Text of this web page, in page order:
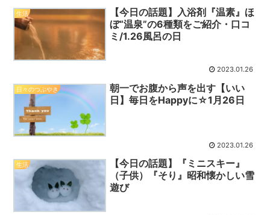
生活
【今日の話題】入浴剤『温素』ほ
ぼ“温泉”の6種類をご紹介・口コ
ミ/1.26風呂の日
2023.01.26
日々のつぶやき
朝一でお腹から声を出す【いい
日】毎日をHappyに☆1月26日
2023.01.26
生活
【今日の話題】『ミニスキー』
（子供）『そり』昭和懐かしい雪
遊び